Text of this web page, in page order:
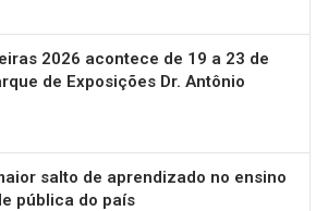
2026 acontece de 19 a 23 de
de Exposições Dr. Antônio
salto de aprendizado no ensino
pública do país